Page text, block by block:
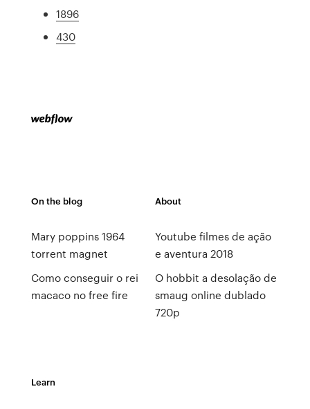
1896
430
On the blog
Mary poppins 1964
torrent magnet
Como conseguir o rei
macaco no free fire
About
Youtube filmes de ação
e aventura 2018
O hobbit a desolação de
smaug online dublado
720p
Learn